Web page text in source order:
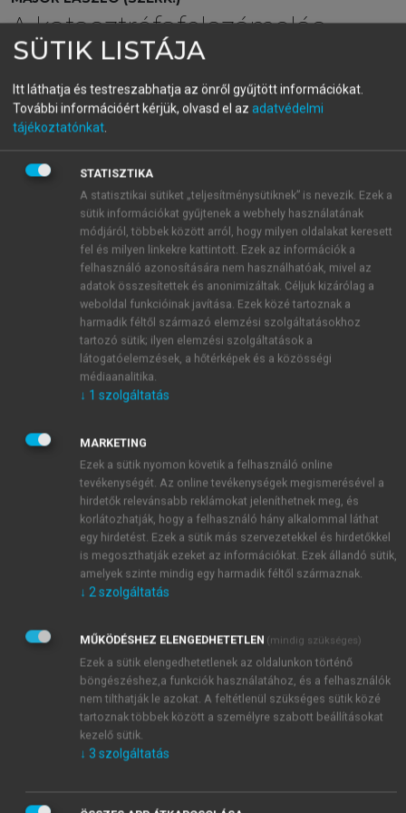
A katasztrófafelszámolás
egészségügyi alapjai
menu_book OLVASÁS
1.4. A polgári védelem és a
katasztrófavédelmi rendszer
működésének alapvető
jogszabályai
Hazánk demokráciájának alaptörvénye azAlkotmány 1
mely egyben a legmagasabb és legfontosabbhazai
jogszabály. Az állampolgárok védelmének és
jogainak biztosítása szempontjából kimondja, hogy
legalapvetőbb emberi jog.
természetes joga, hogy biztonságos környezetben
éljen, megismerje a környezetében lévő
katasztrófaveszélyt, elsajátítsa a veszélyhelyzetekben
követendő magatartási szabályokat és a
katasztrófákkal szemben megfelelő védelemben
részesüljön. Egyszersmind joga és kötelessége, hogy
közreműködjék a katasztrófák elleni védelemben és
Országgyűlést a törvényalkotás jogával, a Kormányt
pedig kötelezi az alkotmányos rend és az
állampolgárok védelmére. Figyelembe véve, hogy a
katasztrófa nagy kiterjedésű, több embert érintő
csapás vagy szerencsétlenség, ezért előfordulhat,
hogy a védekezés érdekében minősített időszakot kell
SÜTIK LISTÁJA
Itt láthatja és testreszabhatja az önről gyűjtött információkat.
További információért kérjük, olvasd el az adatvédelmi
tájékoztatónkat
STATISZTIKA
A statisztikai sütiket „teljesítménysütiknek” is nevezik. Ezek a
sütik információkat gyűjtenek a webhely használatának
módjáról, többek között arról, hogy milyen oldalakat keresett
fel és milyen linkekre kattintott. Ezek az információk a
felhasználó azonosítására nem használhatóak, mivel az
adatok összesítettek és anonimizáltak. Céljuk kizárólag a
weboldal funkcióinak javítása. Ezek közé tartoznak a
harmadik féltől származó elemzési szolgáltatásokhoz
tartozó sütik; ilyen elemzési szolgáltatások a
látogatóelemzések, a hőtérképek és a közösségi
médiaanalitika.
↓ 1 szolgáltatás
MARKETING
Ezek a sütik nyomon követik a felhasználó online
tevékenységét. Az online tevékenységek megismerésével a
hirdetők relevánsabb reklámokat jeleníthetnek meg, és
korlátozhatják, hogy a felhasználó hány alkalommal láthat
egy hirdetést. Ezek a sütik más szervezetekkel és hirdetőkkel
is megoszthatják ezeket az információkat. Ezek állandó sütik,
amelyek szinte mindig egy harmadik féltől származnak.
↓ 2 szolgáltatás
MŰKÖDÉSHEZ ELENGEDHETETLEN (mindig szükséges)
Ezek a sütik elengedhetetlenek az oldalunkon történő
böngészéshez,a funkciók használatához, és a felhasználók
nem tilthatják le azokat. A feltétlenül szükséges sütik közé
tartoznak többek között a személyre szabott beállításokat
kezelő sütik.
↓ 3 szolgáltatás